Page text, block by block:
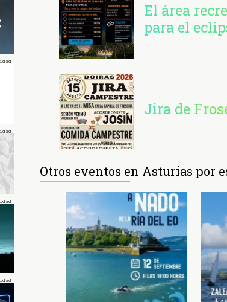
El área
para el
Jira de
Otros eventos en Asturias por